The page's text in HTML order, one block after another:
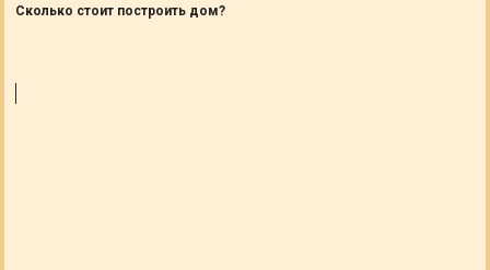
Сколько стоит построить дом?